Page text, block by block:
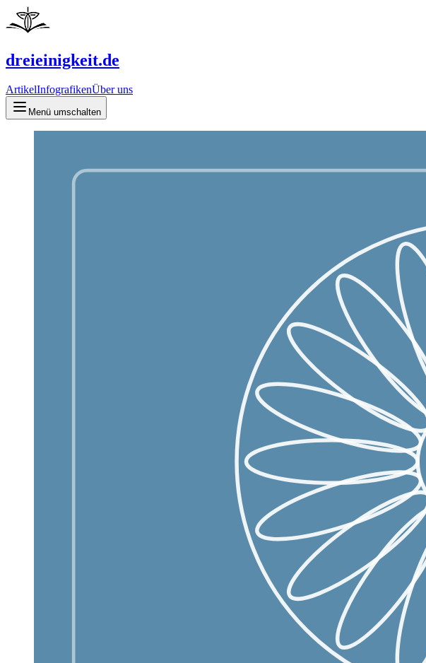
dreieinigkeit.de
ArtikelInfografikenÜber uns
Menü umschalten